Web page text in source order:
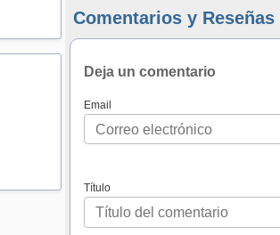
Comentarios y Reseñas
Deja un comentario
Email
Título